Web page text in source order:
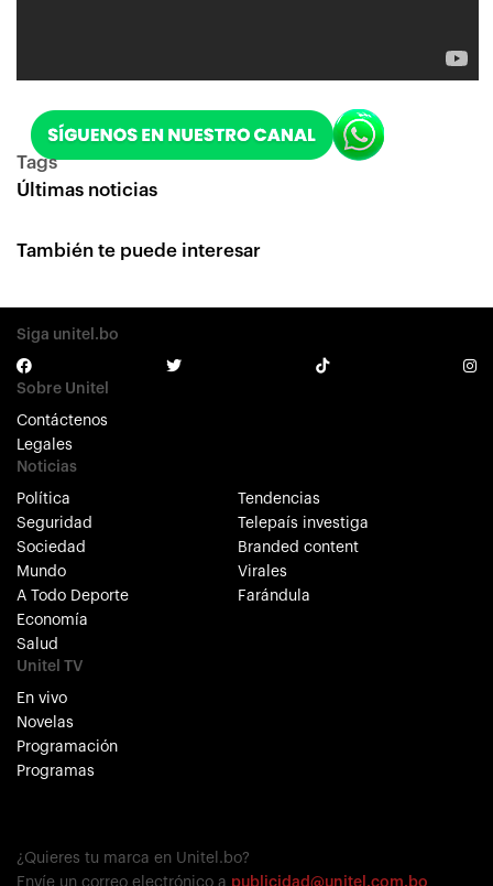
Tags
Últimas noticias
También te puede interesar
Siga unitel.bo
Sobre Unitel
Contáctenos
Legales
Noticias
Política
Seguridad
Sociedad
Mundo
A Todo Deporte
Economía
Salud
Tendencias
Telepaís investiga
Branded content
Virales
Farándula
Unitel TV
En vivo
Novelas
Programación
Programas
¿Quieres tu marca en Unitel.bo?
Envíe un correo electrónico a publicidad@unitel.com.bo